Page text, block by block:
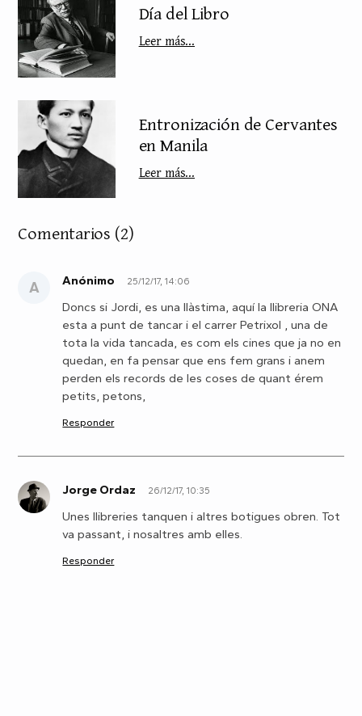
Día del Libro
Leer más...
Entronización de Cervantes
en Manila
Leer más...
Comentarios (2)
A Anónimo 25/12/17, 14:06
Doncs si Jordi, es una llàstima, aquí la llibreria ONA
esta a punt de tancar i el carrer Petrixol , una de
tota la vida tancada, es com els cines que ja no en
quedan, en fa pensar que ens fem grans i anem
perden els records de les coses de quant érem
petits, petons,
Responder
J Jorge Ordaz 26/12/17, 10:35
Unes llibreries tanquen i altres botigues obren. Tot
va passant, i nosaltres amb elles.
Responder